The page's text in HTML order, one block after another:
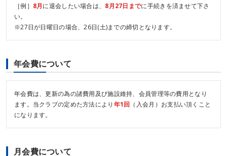
［例］ 8月に退会したい場合は、 8月27日までに手続きを済ませて下さ
い。
※27日が日曜日の場合、26日(土)までの締切となります。
年会費について
年会費は、更新の為の諸費用及び施設維持、会員管理等の費用となり
ます。当クラブの定めた方法により 年1回 （入会月）お支払い頂くこと
になります。
月会費について